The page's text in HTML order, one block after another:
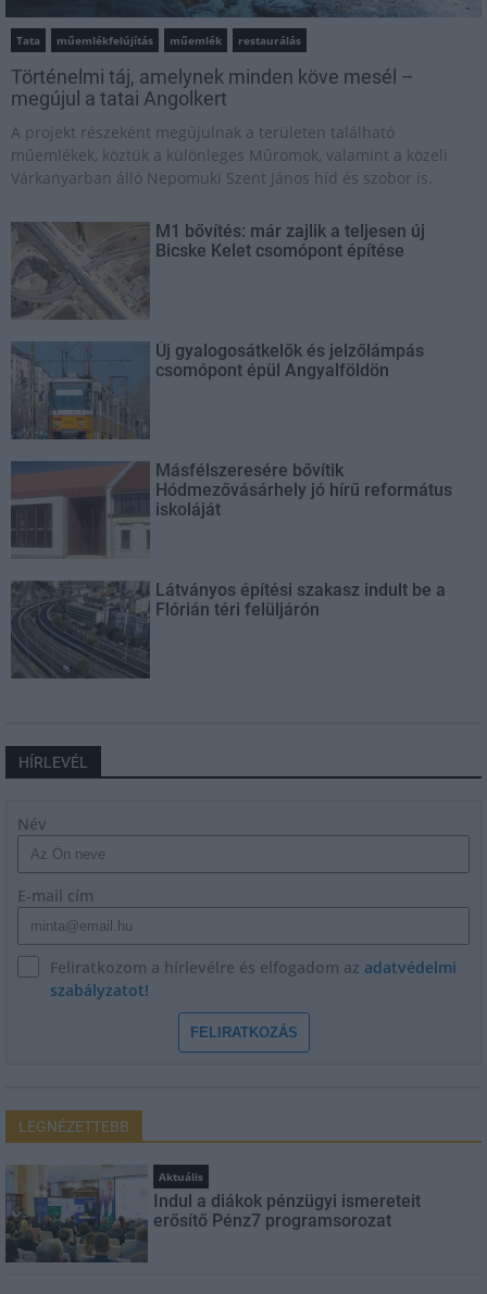
Tata műemlékfelújítás műemlék restaurálás
Történelmi táj, amelynek minden köve mesél –
megújul a tatai Angolkert
A projekt részeként megújulnak a területen található
műemlékek, köztük a különleges Műromok, valamint a közeli
Várkanyarban álló Nepomuki Szent János híd és szobor is.
M1 bővítés: már zajlik a teljesen új
Bicske Kelet csomópont építése
Új gyalogosátkelők és jelzőlámpás
csomópont épül Angyalföldön
Másfélszeresére bővítik
Hódmezővásárhely jó hírű református
iskoláját
Látványos építési szakasz indult be a
Flórián téri felüljárón
HÍRLEVÉL
Név
E-mail cím
Feliratkozom a hírlevélre és elfogadom az adatvédelmi
szabályzatot!
FELIRATKOZÁS
LEGNÉZETTEBB
Aktuális
Indul a diákok pénzügyi ismereteit
erősítő Pénz7 programsorozat